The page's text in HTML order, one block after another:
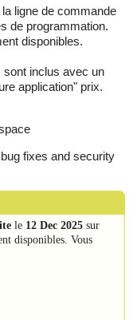
ligne de commande
de programmation.
disponibles.
sont inclus avec un
application" prix.
fixes and security
le 12 Dec 2025 sur
disponibles. Vous